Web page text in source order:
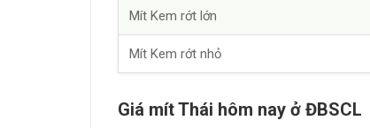
Mít Kem rớt lớn
Mít Kem rớt nhỏ
Giá mít Thái hôm nay ở ĐBSCL